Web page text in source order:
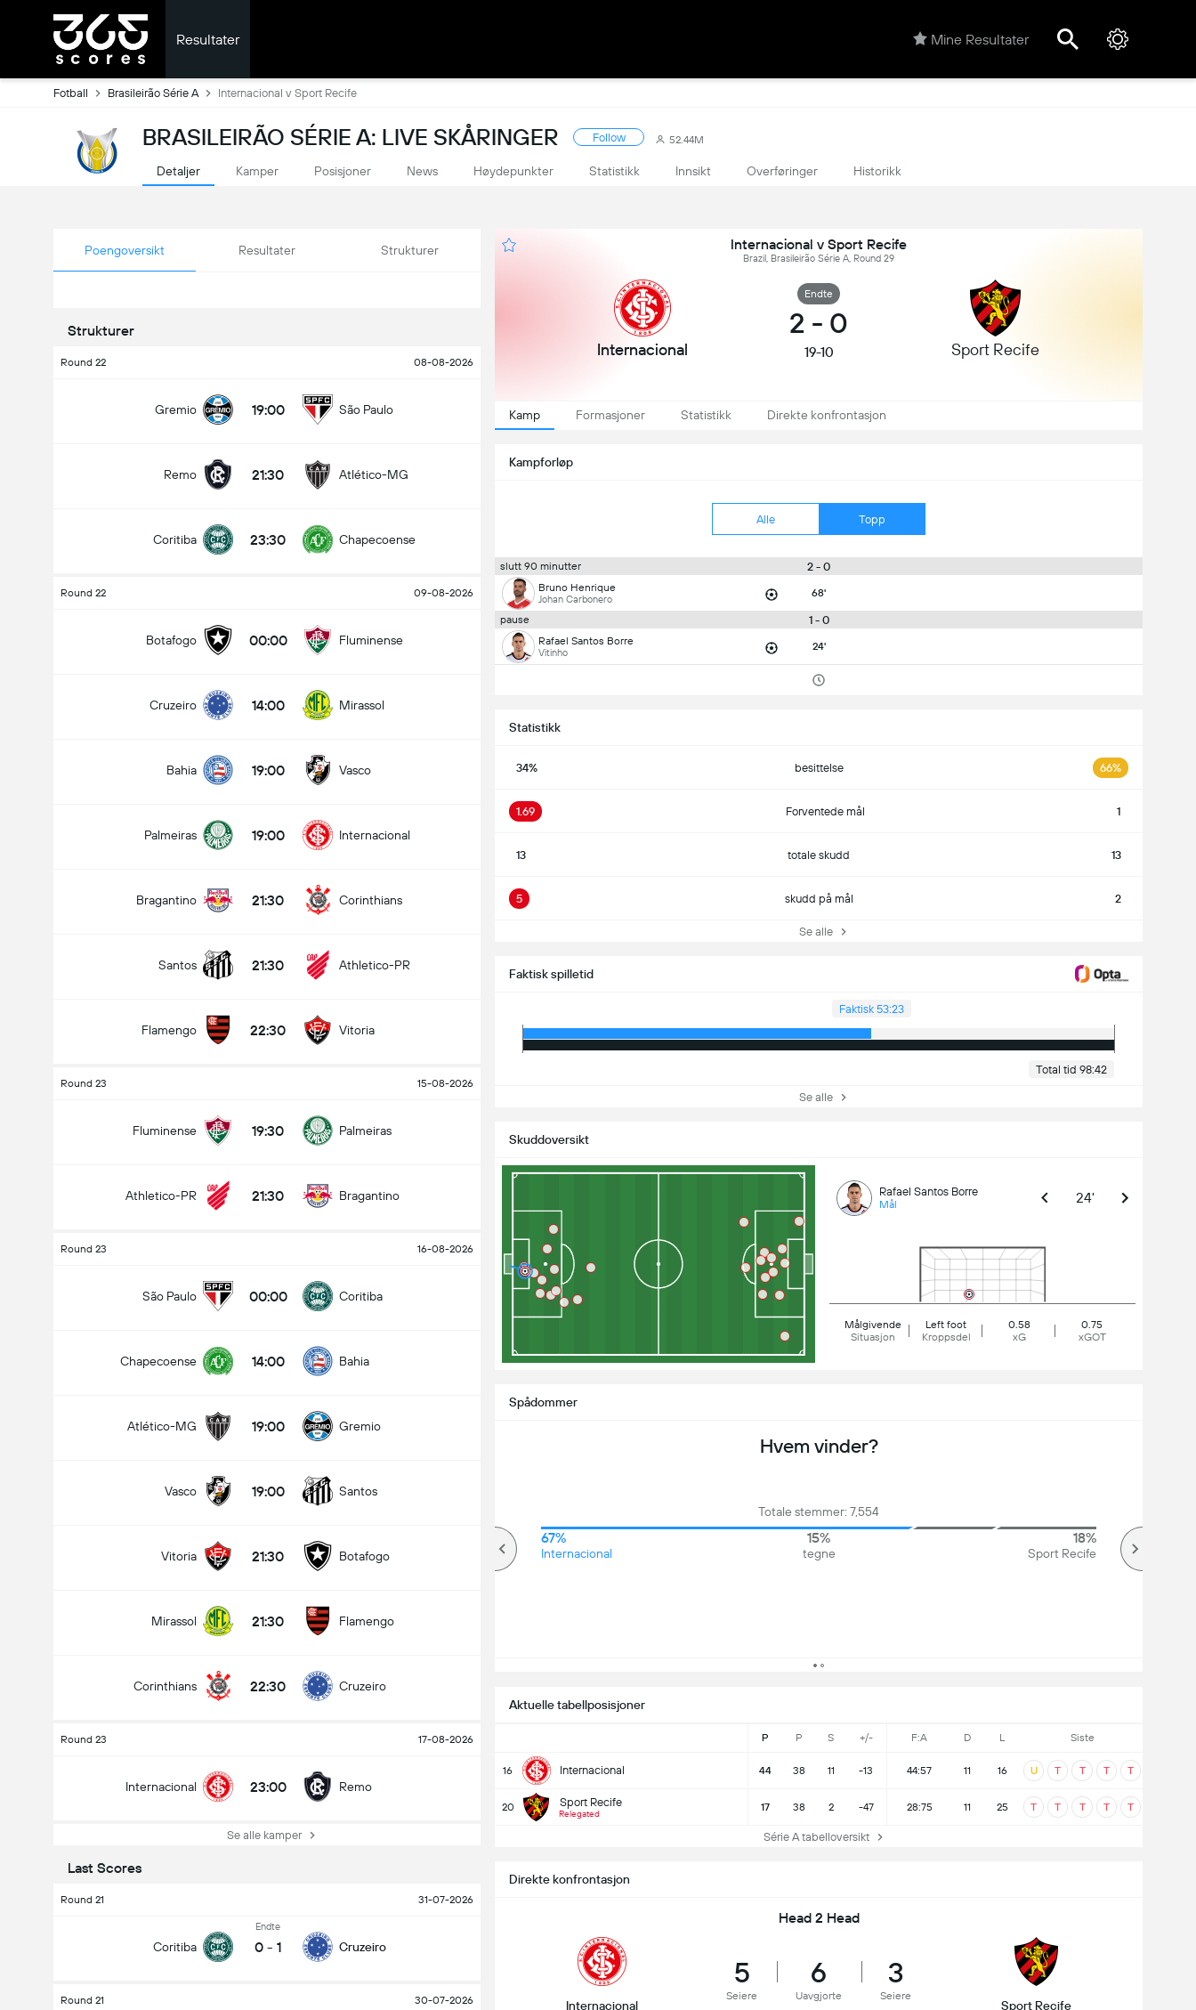
Resultater Mine Resultater
Fotball Brasileirão Série A Internacional v Sport Recife
BRASILEIRÃO SÉRIE A: LIVE SKÅRINGER Follow 52.44M
Detaljer Kamper Posisjoner News Høydepunkter Statistikk Innsikt Overføringer Historikk
Poengoversikt Resultater Strukturer
Strukturer
Round 22 08-08-2026
Gremio 19:00 São Paulo
Remo 21:30 Atlético-MG
Coritiba 23:30 Chapecoense
Round 22 09-08-2026
Botafogo 00:00 Fluminense
Cruzeiro 14:00 Mirassol
Bahia 19:00 Vasco
Palmeiras 19:00 Internacional
Bragantino 21:30 Corinthians
Santos 21:30 Athletico-PR
Flamengo 22:30 Vitoria
Round 23 15-08-2026
Fluminense 19:30 Palmeiras
Athletico-PR 21:30 Bragantino
Round 23 16-08-2026
São Paulo 00:00 Coritiba
Chapecoense 14:00 Bahia
Atlético-MG 19:00 Gremio
Vasco 19:00 Santos
Vitoria 21:30 Botafogo
Mirassol 21:30 Flamengo
Corinthians 22:30 Cruzeiro
Round 23 17-08-2026
Internacional 23:00 Remo
Se alle kamper
Last Scores
Round 21 31-07-2026
Coritiba
Endte
0 - 1 Cruzeiro
Round 21 30-07-2026
Internacional v Sport Recife
Brazil, Brasileirão Série A, Round 29
Internacional
Endte
2 - 0
19-10 Sport Recife
Kamp Formasjoner Statistikk Direkte konfrontasjon
Kampforløp
Alle Topp
slutt 90 minutter 2 - 0
Bruno Henrique
Johan Carbonero 68'
pause 1 - 0
Rafael Santos Borre
Vitinho 24'
Statistikk
34% besittelse 66%
1.69 Forventede mål 1
13 totale skudd 13
5 skudd på mål 2
Se alle
Faktisk spilletid
Faktisk 53:23
Total tid 98:42
Se alle
Skuddoversikt
Rafael Santos Borre
Mål 24'
Målgivende
Situasjon
Left foot
Kroppsdel
0.58
xG
0.75
xGOT
Aktuelle tabellposisjoner
P P S +/- F:A D L Siste
16 Internacional 44 38 11 -13 44:57 11 16 U T T T T
20 Sport Recife
Relegated
17 38 2 -47 28:75 11 25 T T T T T
Série A tabelloversikt
Spådommer
Hvem vinder?
Totale stemmer: 7,554
67%
Internacional
15%
tegne
18%
Sport Recife
Totalt mål i kamp (2.5)
Direkte konfrontasjon
Head 2 Head
Internacional
5
Seiere
6
Uavgjorte
3
Seiere
Sport Recife